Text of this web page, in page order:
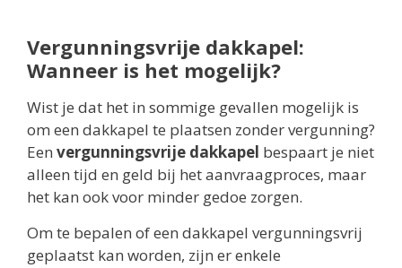
Vergunningsvrije dakkapel:
Wanneer is het mogelijk?
Wist je dat het in sommige gevallen mogelijk is
om een dakkapel te plaatsen zonder vergunning?
Een vergunningsvrije dakkapel bespaart je niet
alleen tijd en geld bij het aanvraagproces, maar
het kan ook voor minder gedoe zorgen.
Om te bepalen of een dakkapel vergunningsvrij
geplaatst kan worden, zijn er enkele